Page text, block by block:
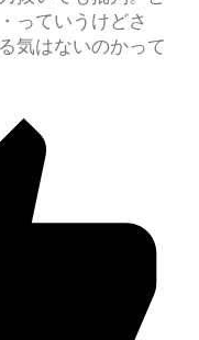
っていうけどさ
気はないのかって